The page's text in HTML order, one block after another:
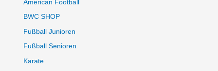
American Football
BWC SHOP
Fußball Junioren
Fußball Senioren
Karate